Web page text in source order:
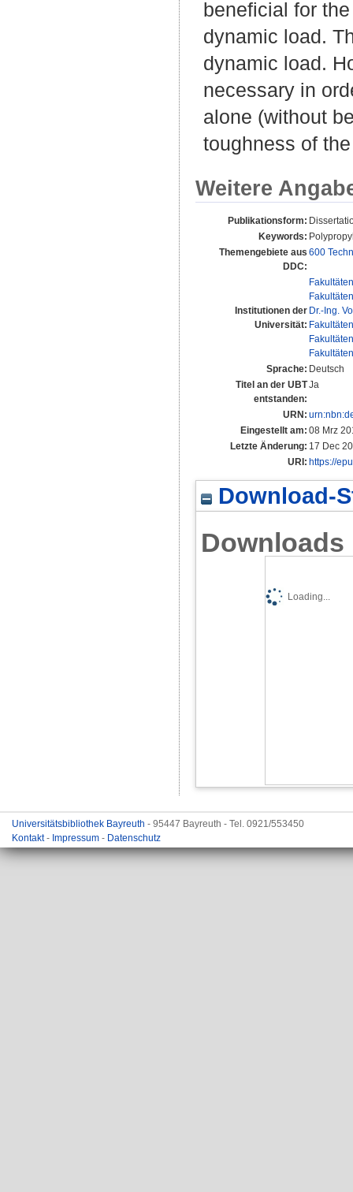
beneficial for
dynamic load.
dynamic load.
necessary in
alone (without
toughness of
Weitere
Publikationsform:
Keywords:
Themengebiete aus
DDC:
600
Institutionen der
Universität:
Fakultäten
Fakultäten
Dr.-Ing.
Fakultäten
Fakultäten
Fakultäten
Sprache: Deutsch
Titel an der UBT
entstanden:
Ja
URN:
Eingestellt am: 08 Mrz
Letzte Änderung: 17 Dec
URI: https://
Download-
Downloads
Loading...
Universitätsbibliothek Bayreuth - 95447 Bayreuth - Tel. 0921/553450
Kontakt- Impressum - Datenschutz